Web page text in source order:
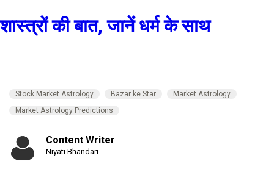
शास्त्रों की बात, जानें धर्म के साथ
Stock Market Astrology Bazar ke Star
Market Astrology
Market Astrology Predictions
Content Writer
Niyati Bhandari